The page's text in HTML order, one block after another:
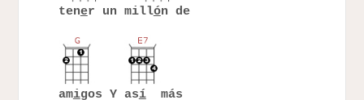
tener un millón de
amigos Y asímás